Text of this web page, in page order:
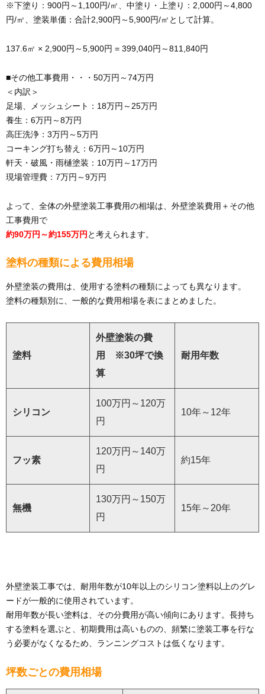
※下塗り：900円～1,100円/㎡、中塗り・上塗り：2,000円～4,800
円/㎡、塗装単価：合計2,900円～5,900円/㎡として計算。
137.6㎡ × 2,900円～5,900円 = 399,040円～811,840円
■その他工事費用・・・50万円～74万円
＜内訳＞
足場、メッシュシート：18万円～25万円
養生：6万円～8万円
高圧洗浄：3万円～5万円
コーキング打ち替え：6万円～10万円
軒天・破風・雨樋塗装：10万円～17万円
現場管理費：7万円～9万円
よって、全体の外壁塗装工事費用の相場は、外壁塗装費用＋その他
工事費用で
約90万円～約155万円 と考えられます。
塗料の種類による費用相場
外壁塗装の費用は、使用する塗料の種類によっても異なります。
塗料の種類別に、一般的な費用相場を表にまとめました。
塗料
外壁塗装の費
用 ※30坪で換
算
耐用年数
シリコン
100万円～120万
円
10年～12年
フッ素
120万円～140万
円
約15年
無機
130万円～150万
円
15年～20年
外壁塗装工事では、耐用年数が10年以上のシリコン塗料以上のグレ
ードが一般的に使用されています。
耐用年数が長い塗料は、その分費用が高い傾向にあります。長持ち
する塗料を選ぶと、初期費用は高いものの、頻繁に塗装工事を行な
う必要がなくなるため、ランニングコストは低くなります。
坪数ごとの費用相場